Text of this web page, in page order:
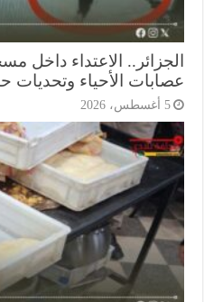
الاعتداء داخل
الأحياء وتحديات حماية